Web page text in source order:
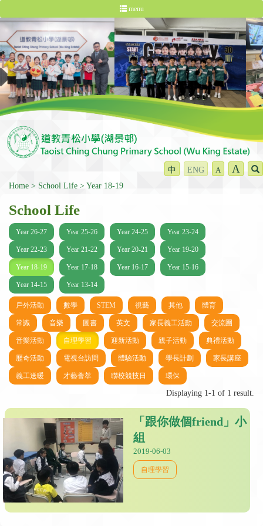
menu
中 ENG A A
Home School Life Year 18-19
School Life
Year 26-27 Year 25-26 Year 24-25 Year 23-24
Year 22-23 Year 21-22 Year 20-21 Year 19-20
Year 18-19 Year 17-18 Year 16-17 Year 15-16
Year 14-15 Year 13-14
戶外活動 數學 STEM 視藝 其他 體育
常識 音樂 圖書 英文 家長義工活動 交流團
音樂活動 自理學習 迎新活動 親子活動 典禮活動
歷奇活動 電視台訪問 體驗活動 學長計劃 家長講座
義工送暖 才藝薈萃 聯校競技日 環保
Displaying 1-1 of 1 result.
「跟你做個friend」小
組
2019-06-03
自理學習